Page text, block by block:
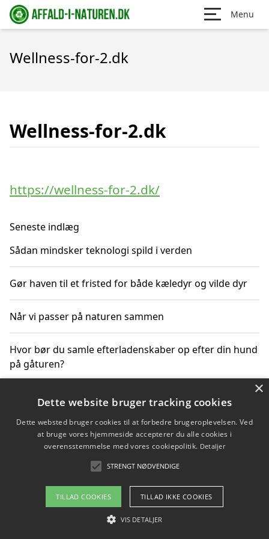
Menu
Wellness-for-2.dk
Wellness-for-2.dk
https://wellness-for-2.dk/
Seneste indlæg
Sådan mindsker teknologi spild i verden
Gør haven til et fristed for både kæledyr og vilde dyr
Når vi passer på naturen sammen
Hvor bør du samle efterladenskaber op efter din hund
på gåturen?
Sådan rydder du effektivt op efter et stort event
Copyright 2026 - Pilanto Aps
Om / kontakt
Blog Betingelser
×
Dette website bruger tracking cookies
Dette websted bruger cookies til at forbedre brugeroplevelsen. Ved
at bruge vores hjemmeside accepterer du alle cookies i
overensstemmelse med vores cookiepolitik. Detaljer
STRENGT NØDVENDIGE
TILLAD COOKIES TILLAD IKKE COOKIES
VIS DETALJER